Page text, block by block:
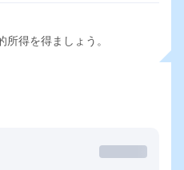
所得を得ましょう。